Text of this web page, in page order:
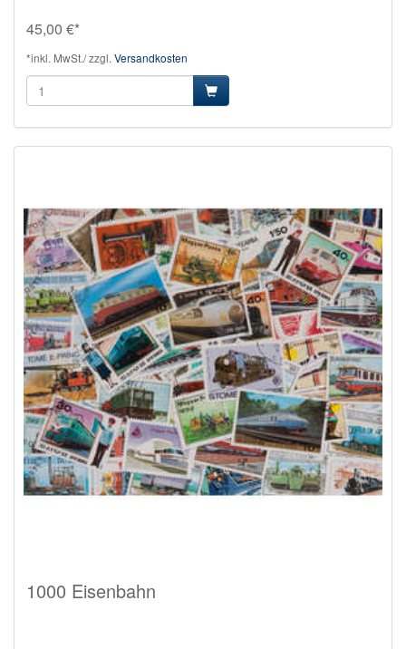
45,00 €*
*inkl. MwSt./ zzgl. Versandkosten
1000 Eisenbahn